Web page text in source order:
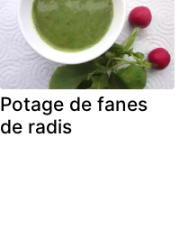
Potage de fanes
de radis